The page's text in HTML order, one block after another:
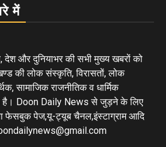
में
और दुनियाभर की सभी मुख्य खबरों को
की लोक संस्कृति, विरासतों, लोक
सामाजिक राजनीतिक व धार्मिक
है। Doon Daily News से जुड़ने के लिए
फेसबुक पेज,यू-ट्यूब चैनल,इंस्टाग्राम आदि